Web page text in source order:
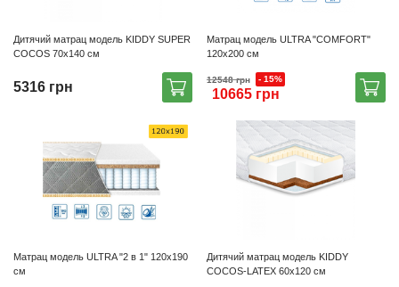
Дитячий матрац модель KIDDY SUPER
COCOS 70х140 см
5316 грн
Матрац модель ULTRA "COMFORT"
120х200 см
12548 грн - 15%
10665 грн
Матрац модель ULTRA "2 в 1" 120х190
см
Дитячий матрац модель KIDDY
COCOS-LATEX 60х120 см